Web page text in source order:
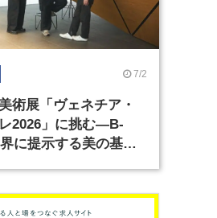
7/2
術展「ヴェネチア・
2026」に挑む―B-
に提示する美の基準